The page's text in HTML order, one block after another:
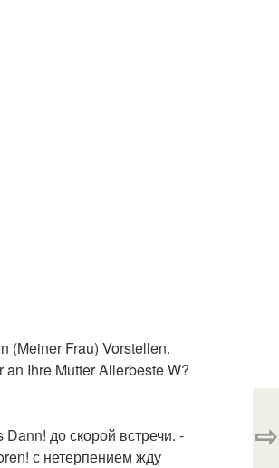
(Meiner Frau) Vorstellen.
Ihre Mutter Allerbeste W?
до скорой встречи. -
с нетерпением жду
⇨